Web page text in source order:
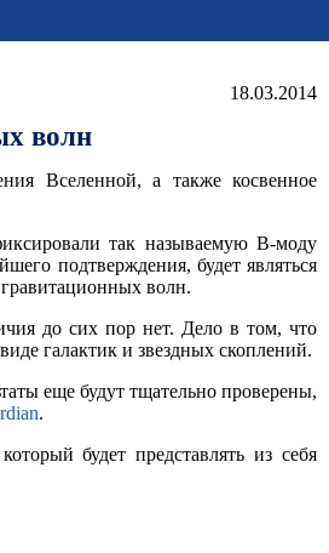
18.03.2014
волн
Вселенной, а также косвенное
так называемую B-моду
подтверждения, будет являться
волн.
до сих пор нет. Дело в том, что
галактик и звездных скоплений.
еще будут тщательно проверены,
.
будет представлять из себя